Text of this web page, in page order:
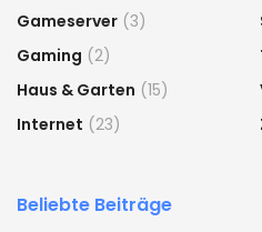
Gameserver (3)
Gaming (2)
Haus & Garten (15)
Internet (23)
Beliebte Beiträge